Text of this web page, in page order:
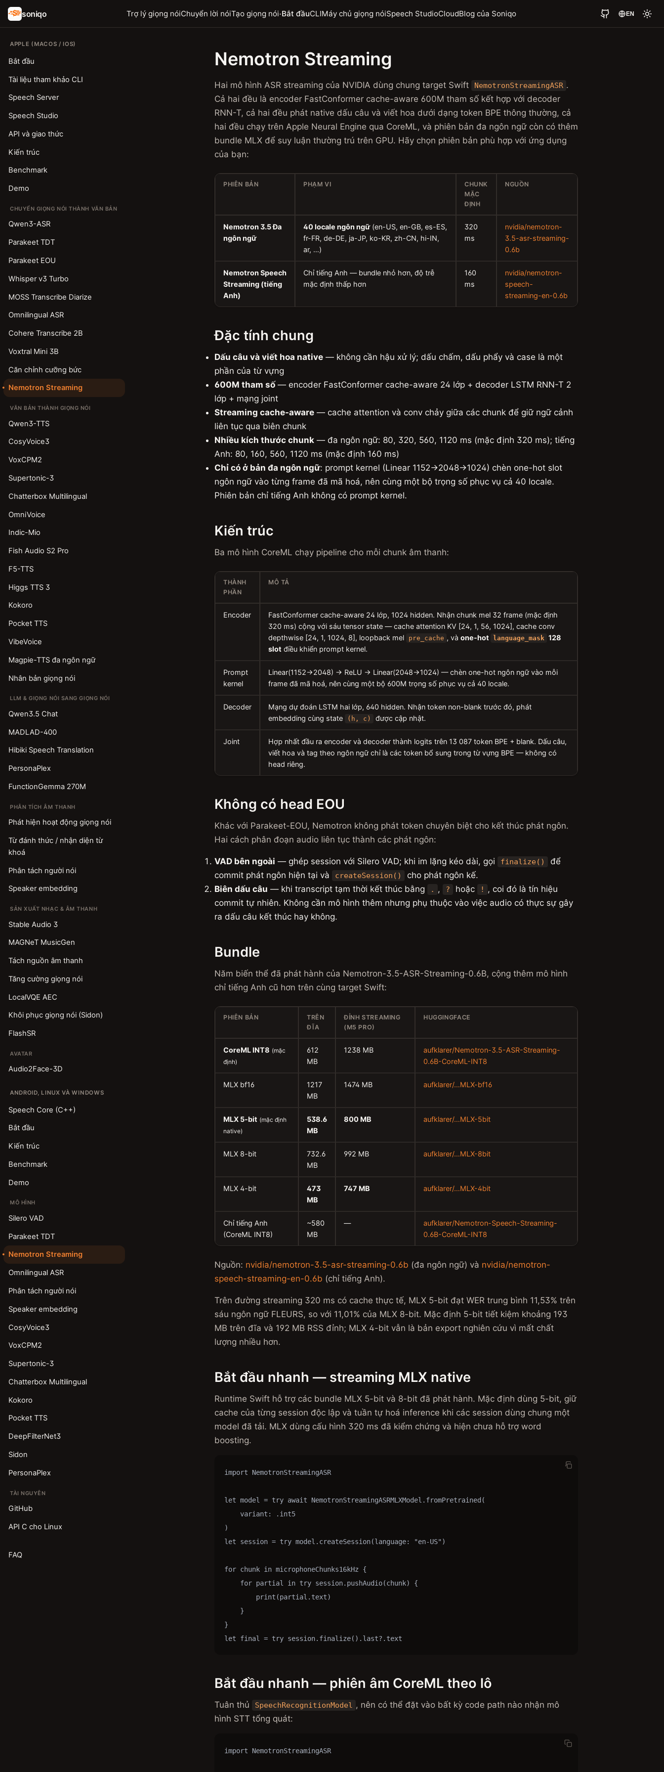
soniqo Trợ lý giọng nóiChuyển lời nóiTạo giọng nói·Bắt đầuCLIMáy chủ giọng nóiSpeech StudioCloudBlog của Soniqo EN
APPLE (MACOS / IOS)
Bắt đầu
Tài liệu tham khảo CLI
Speech Server
Speech Studio
API và giao thức
Kiến trúc
Benchmark
Demo
CHUYỂN GIỌNG NÓI THÀNH VĂN BẢN
Qwen3-ASR
Parakeet TDT
Parakeet EOU
Whisper v3 Turbo
MOSS Transcribe Diarize
Omnilingual ASR
Cohere Transcribe 2B
Voxtral Mini 3B
Căn chỉnh cưỡng bức
Nemotron Streaming
VĂN BẢN THÀNH GIỌNG NÓI
Qwen3-TTS
CosyVoice3
VoxCPM2
Supertonic-3
Chatterbox Multilingual
OmniVoice
Indic-Mio
Fish Audio S2 Pro
F5-TTS
Higgs TTS 3
Kokoro
Pocket TTS
VibeVoice
Magpie-TTS đa ngôn ngữ
Nhân bản giọng nói
LLM & GIỌNG NÓI SANG GIỌNG NÓI
Qwen3.5 Chat
MADLAD-400
Hibiki Speech Translation
PersonaPlex
FunctionGemma 270M
PHÂN TÍCH ÂM THANH
Phát hiện hoạt động giọng nói
Từ đánh thức / nhận diện từ
khoá
Phân tách người nói
Speaker embedding
SẢN XUẤT NHẠC & ÂM THANH
Stable Audio 3
MAGNeT MusicGen
Tách nguồn âm thanh
Tăng cường giọng nói
LocalVQE AEC
Khôi phục giọng nói (Sidon)
FlashSR
AVATAR
Audio2Face-3D
ANDROID, LINUX VÀ WINDOWS
Speech Core (C++)
Bắt đầu
Kiến trúc
Benchmark
Demo
MÔ HÌNH
Silero VAD
Parakeet TDT
Nemotron Streaming
Omnilingual ASR
Phân tách người nói
Speaker embedding
CosyVoice3
VoxCPM2
Supertonic-3
Chatterbox Multilingual
Kokoro
Pocket TTS
DeepFilterNet3
Sidon
PersonaPlex
TÀI NGUYÊN
GitHub
API C cho Linux
FAQ
Nemotron Streaming
Hai mô hình ASR streaming của NVIDIA dùng chung target Swift NemotronStreamingASR .
Cả hai đều là encoder FastConformer cache-aware 600M tham số kết hợp với decoder
RNN-T, cả hai đều phát native dấu câu và viết hoa dưới dạng token BPE thông thường, cả
hai đều chạy trên Apple Neural Engine qua CoreML, và phiên bản đa ngôn ngữ còn có thêm
bundle MLX để suy luận thường trú trên GPU. Hãy chọn phiên bản phù hợp với ứng dụng
của bạn:
PHIÊN BẢN PHẠM VI
CHUNK
MẶC
ĐỊNH
NGUỒN
Nemotron 3.5 Đa
ngôn ngữ
40 locale ngôn ngữ(en-US, en-GB, es-ES,
fr-FR, de-DE, ja-JP, ko-KR, zh-CN, hi-IN,
ar, …)
320
ms
nvidia/nemotron-
3.5-asr-streaming-
0.6b
Nemotron Speech
Streaming (tiếng
Anh)
Chỉ tiếng Anh — bundle nhỏ hơn, độ trễ
mặc định thấp hơn
160
ms
nvidia/nemotron-
speech-
streaming-en-0.6b
Đặc tính chung
Dấu câu và viết hoa native — không cần hậu xử lý; dấu chấm, dấu phẩy và case là một
phần của từ vựng
600M tham số— encoder FastConformer cache-aware 24 lớp + decoder LSTM RNN-T 2
lớp + mạng joint
Streaming cache-aware — cache attention và conv chảy giữa các chunk để giữ ngữ cảnh
liên tục qua biên chunk
Nhiều kích thước chunk — đa ngôn ngữ: 80, 320, 560, 1120 ms (mặc định 320 ms); tiếng
Anh: 80, 160, 560, 1120 ms (mặc định 160 ms)
Chỉ có ở bản đa ngôn ngữ: prompt kernel (Linear 1152→2048→1024) chèn one-hot slot
ngôn ngữ vào từng frame đã mã hoá, nên cùng một bộ trọng số phục vụ cả 40 locale.
Phiên bản chỉ tiếng Anh không có prompt kernel.
Kiến trúc
Ba mô hình CoreML chạy pipeline cho mỗi chunk âm thanh:
THÀNH
PHẦN
MÔ TẢ
Encoder
FastConformer cache-aware 24 lớp, 1024 hidden. Nhận chunk mel 32 frame (mặc định
320 ms) cộng với sáu tensor state — cache attention KV [24, 1, 56, 1024], cache conv
depthwise [24, 1, 1024, 8], loopback mel
pre_cache , vàone-hot language_mask 128
slot điều khiển prompt kernel.
Prompt
kernel
Linear(1152→2048) → ReLU → Linear(2048→1024) — chèn one-hot ngôn ngữ vào mỗi
frame đã mã hoá, nên cùng một bộ 600M trọng số phục vụ cả 40 locale.
Decoder
Mạng dự đoán LSTM hai lớp, 640 hidden. Nhận token non-blank trước đó, phát
embedding cùng state
(h, c) được cập nhật.
Joint
Hợp nhất đầu ra encoder và decoder thành logits trên 13 087 token BPE + blank. Dấu câu,
viết hoa và tag theo ngôn ngữ chỉ là các token bổ sung trong từ vựng BPE — không có
head riêng.
Không có head EOU
Khác với Parakeet-EOU, Nemotron không phát token chuyên biệt cho kết thúc phát ngôn.
Hai cách phân đoạn audio liên tục thành các phát ngôn:
VAD bên ngoài — ghép session với Silero VAD; khi im lặng kéo dài, gọi finalize()
để
commit phát ngôn hiện tại và
createSession()
cho phát ngôn kế.
Biên dấu câu — khi transcript tạm thời kết thúc bằng . , ? hoặc ! , coi đó là tín hiệu
commit tự nhiên. Không cần mô hình thêm nhưng phụ thuộc vào việc audio có thực sự gây
ra dấu câu kết thúc hay không.
Bundle
Năm biến thể đã phát hành của Nemotron-3.5-ASR-Streaming-0.6B, cộng thêm mô hình
chỉ tiếng Anh cũ hơn trên cùng target Swift:
PHIÊN BẢN
TRÊN
ĐĨA
ĐỈNH STREAMING
(M5 PRO)
HUGGINGFACE
CoreML INT8 (mặc
định)
612
MB
1238 MB
aufklarer/Nemotron-3.5-ASR-Streaming-
0.6B-CoreML-INT8
MLX bf16
1217
MB
1474 MB aufklarer/…MLX-bf16
MLX 5-bit (mặc định
native)
538.6
MB
800 MB aufklarer/…MLX-5bit
MLX 8-bit
732.6
MB
992 MB aufklarer/…MLX-8bit
MLX 4-bit
473
MB
747 MB aufklarer/…MLX-4bit
Chỉ tiếng Anh
(CoreML INT8)
~580
MB
—
aufklarer/Nemotron-Speech-Streaming-
0.6B-CoreML-INT8
Nguồn: nvidia/nemotron-3.5-asr-streaming-0.6b (đa ngôn ngữ) và nvidia/nemotron-
speech-streaming-en-0.6b (chỉ tiếng Anh).
Trên đường streaming 320 ms có cache thực tế, MLX 5-bit đạt WER trung bình 11,53% trên
sáu ngôn ngữ FLEURS, so với 11,01% của MLX 8-bit. Mặc định 5-bit tiết kiệm khoảng 193
MB trên đĩa và 192 MB RSS đỉnh; MLX 4-bit vẫn là bản export nghiên cứu vì mất chất
lượng nhiều hơn.
Bắt đầu nhanh — streaming MLX native
Runtime Swift hỗ trợ các bundle MLX 5-bit và 8-bit đã phát hành. Mặc định dùng 5-bit, giữ
cache của từng session độc lập và tuần tự hoá inference khi các session dùng chung một
model đã tải. MLX dùng cấu hình 320 ms đã kiểm chứng và hiện chưa hỗ trợ word
boosting.
import NemotronStreamingASR
let model = try await NemotronStreamingASRMLXModel.fromPretrained(
    variant: .int5
)
let session = try model.createSession(language: "en-US")
for chunk in microphoneChunks16kHz {
    for partial in try session.pushAudio(chunk) {
        print(partial.text)
    }
}
let final = try session.finalize().last?.text
Bắt đầu nhanh — phiên âm CoreML theo lô
Tuân thủ SpeechRecognitionModel , nên có thể đặt vào bất kỳ code path nào nhận mô
hình STT tổng quát:
import NemotronStreamingASR